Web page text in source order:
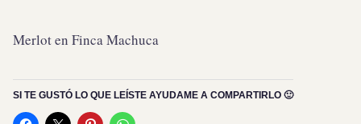
Merlot en Finca Machuca
SI TE GUSTÓ LO QUE LEÍSTE AYUDAME A COMPARTIRLO 🙂